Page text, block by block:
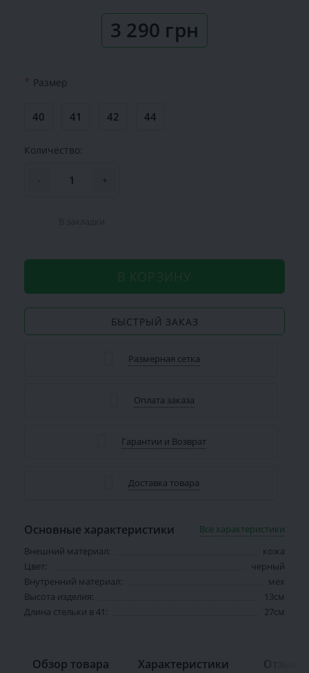
3 290 грн
* Размер
40 41 42 44
Количество:
- +
В КОРЗИНУ
БЫСТРЫЙ ЗАКАЗ
Размерная сетка
Оплата заказа
Гарантии и Возврат
Доставка товара
Основные характеристики
Все характеристики
Внешний материал:
кожа
Цвет:
черный
Внутренний материал:
мех
Высота изделия:
13см
Длина стельки в 41:
27см
Обзор товара Характеристики